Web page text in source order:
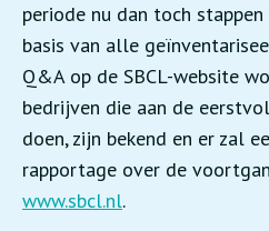
periode nu dan toch
basis van alle
Q&A op de SBCL-website
bedrijven die aan de
doen, zijn bekend en er zal
rapportage over de
www.sbcl.nl.